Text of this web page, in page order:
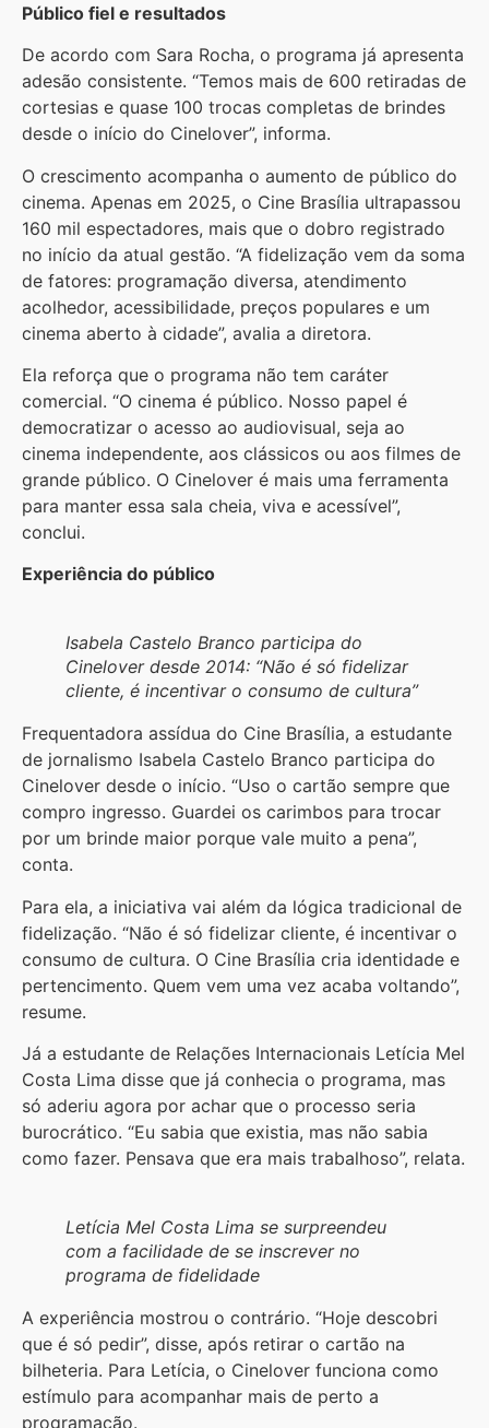
Público fiel e resultados
De acordo com Sara Rocha, o programa já apresenta
adesão consistente. “Temos mais de 600 retiradas de
cortesias e quase 100 trocas completas de brindes
desde o início do Cinelover”, informa.
O crescimento acompanha o aumento de público do
cinema. Apenas em 2025, o Cine Brasília ultrapassou
160 mil espectadores, mais que o dobro registrado
no início da atual gestão. “A fidelização vem da soma
de fatores: programação diversa, atendimento
acolhedor, acessibilidade, preços populares e um
cinema aberto à cidade”, avalia a diretora.
Ela reforça que o programa não tem caráter
comercial. “O cinema é público. Nosso papel é
democratizar o acesso ao audiovisual, seja ao
cinema independente, aos clássicos ou aos filmes de
grande público. O Cinelover é mais uma ferramenta
para manter essa sala cheia, viva e acessível”,
conclui.
Experiência do público
Isabela Castelo Branco participa do
Cinelover desde 2014: “Não é só fidelizar
cliente, é incentivar o consumo de cultura”
Frequentadora assídua do Cine Brasília, a estudante
de jornalismo Isabela Castelo Branco participa do
Cinelover desde o início. “Uso o cartão sempre que
compro ingresso. Guardei os carimbos para trocar
por um brinde maior porque vale muito a pena”,
conta.
Para ela, a iniciativa vai além da lógica tradicional de
fidelização. “Não é só fidelizar cliente, é incentivar o
consumo de cultura. O Cine Brasília cria identidade e
pertencimento. Quem vem uma vez acaba voltando”,
resume.
Já a estudante de Relações Internacionais Letícia Mel
Costa Lima disse que já conhecia o programa, mas
só aderiu agora por achar que o processo seria
burocrático. “Eu sabia que existia, mas não sabia
como fazer. Pensava que era mais trabalhoso”, relata.
Letícia Mel Costa Lima se surpreendeu
com a facilidade de se inscrever no
programa de fidelidade
A experiência mostrou o contrário. “Hoje descobri
que é só pedir”, disse, após retirar o cartão na
bilheteria. Para Letícia, o Cinelover funciona como
estímulo para acompanhar mais de perto a
programação.